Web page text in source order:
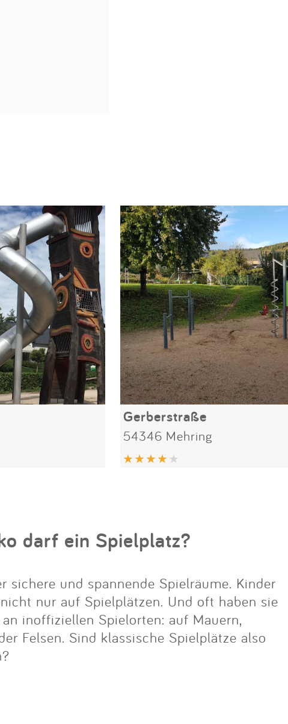
Gerberstraße
54346 Mehring
darf ein Spielplatz?
sichere und spannende Spielräume. Kinder
nur auf Spielplätzen. Und oft haben sie
inoffiziellen Spielorten: auf Mauern,
Felsen. Sind klassische Spielplätze also